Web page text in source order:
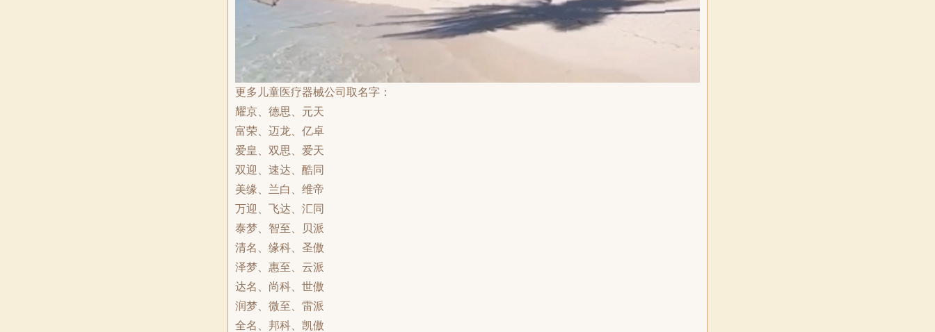
更多儿童医疗器械公司取名字：
耀京、德思、元天
富荣、迈龙、亿卓
爱皇、双思、爱天
双迎、速达、酷同
美缘、兰白、维帝
万迎、飞达、汇同
泰梦、智至、贝派
清名、缘科、圣傲
泽梦、惠至、云派
达名、尚科、世傲
润梦、微至、雷派
全名、邦科、凯傲